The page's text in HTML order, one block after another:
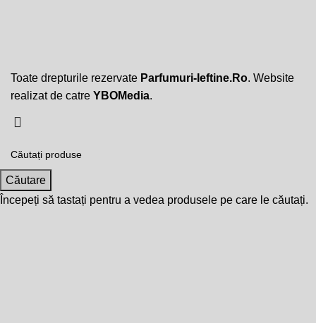
Toate drepturile rezervate Parfumuri-Ieftine.Ro. Website
realizat de catre YBOMedia.
Căutare
Începeți să tastați pentru a vedea produsele pe care le căutați.